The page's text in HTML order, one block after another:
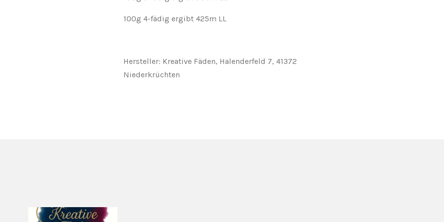
100g 4-fädig ergibt 425m LL
Hersteller: Kreative Fäden, Halenderfeld 7, 41372
Niederkrüchten